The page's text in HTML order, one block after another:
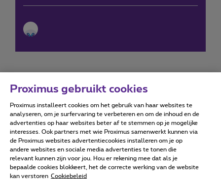
Forumvoorwaarden Accessibility statement
Alle rechten voorbehouden. © Proximus
Algemene voorwaarden, consumenteninfo
Proximus gebruikt cookies
Proximus installeert cookies om het gebruik van haar websites te
analyseren, om je surfervaring te verbeteren en om de inhoud en de
advertenties op haar websites beter af te stemmen op je mogelijke
interesses. Ook partners met wie Proximus samenwerkt kunnen via
de Proximus websites advertentiecookies installeren om je op
andere websites en sociale media advertenties te tonen die
relevant kunnen zijn voor jou. Hou er rekening mee dat als je
bepaalde cookies blokkeert, het de correcte werking van de website
kan verstoren Cookiebeleid